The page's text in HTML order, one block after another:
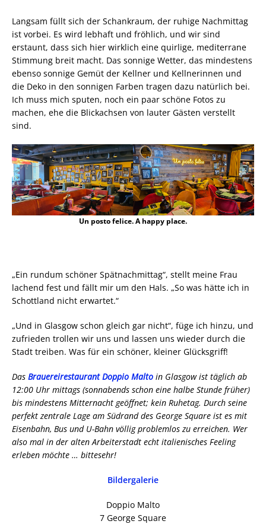
Langsam füllt sich der Schankraum, der ruhige Nachmittag
ist vorbei. Es wird lebhaft und fröhlich, und wir sind
erstaunt, dass sich hier wirklich eine quirlige, mediterrane
Stimmung breit macht. Das sonnige Wetter, das mindestens
ebenso sonnige Gemüt der Kellner und Kellnerinnen und
die Deko in den sonnigen Farben tragen dazu natürlich bei.
Ich muss mich sputen, noch ein paar schöne Fotos zu
machen, ehe die Blickachsen von lauter Gästen verstellt
sind.
Un posto felice. A happy place.
„Ein rundum schöner Spätnachmittag“, stellt meine Frau
lachend fest und fällt mir um den Hals. „So was hätte ich in
Schottland nicht erwartet.“
„Und in Glasgow schon gleich gar nicht“, füge ich hinzu, und
zufrieden trollen wir uns und lassen uns wieder durch die
Stadt treiben. Was für ein schöner, kleiner Glücksgriff!
Das Brauereirestaurant Doppio Malto in Glasgow ist täglich ab
12:00 Uhr mittags (sonnabends schon eine halbe Stunde früher)
bis mindestens Mitternacht geöffnet; kein Ruhetag. Durch seine
perfekt zentrale Lage am Südrand des George Square ist es mit
Eisenbahn, Bus und U-Bahn völlig problemlos zu erreichen. Wer
also mal in der alten Arbeiterstadt echt italienisches Feeling
erleben möchte … bittesehr!
Bildergalerie
Doppio Malto
7 George Square